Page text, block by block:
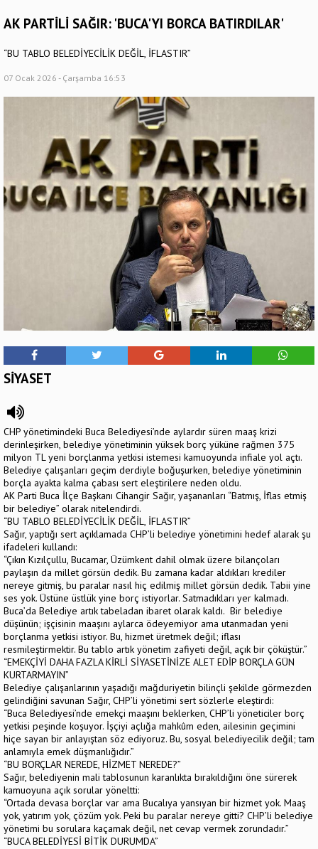
AK PARTİLİ SAĞIR: 'BUCA'YI BORCA BATIRDILAR'
“BU TABLO BELEDİYECİLİK DEĞİL, İFLASTIR”
07 Ocak 2026 - Çarşamba 16:53
SİYASET
CHP yönetimindeki Buca Belediyesi’nde aylardır süren maaş krizi
derinleşirken, belediye yönetiminin yüksek borç yüküne rağmen 375
milyon TL yeni borçlanma yetkisi istemesi kamuoyunda infiale yol açtı.
Belediye çalışanları geçim derdiyle boğuşurken, belediye yönetiminin
borçla ayakta kalma çabası sert eleştirilere neden oldu.
AK Parti Buca İlçe Başkanı Cihangir Sağır, yaşananları “Batmış, İflas etmiş
bir belediye” olarak nitelendirdi.
“BU TABLO BELEDİYECİLİK DEĞİL, İFLASTIR”
Sağır, yaptığı sert açıklamada CHP’li belediye yönetimini hedef alarak şu
ifadeleri kullandı:
“Çıkın Kızılçullu, Bucamar, Üzümkent dahil olmak üzere bilançoları
paylaşın da millet görsün dedik. Bu zamana kadar aldıkları krediler
nereye gitmiş, bu paralar nasıl hiç edilmiş millet görsün dedik. Tabii yine
ses yok. Üstüne üstlük yine borç istiyorlar. Satmadıkları yer kalmadı.
Buca’da Belediye artık tabeladan ibaret olarak kaldı. Bir belediye
düşünün; işçisinin maaşını aylarca ödeyemiyor ama utanmadan yeni
borçlanma yetkisi istiyor. Bu, hizmet üretmek değil; iflası
resmileştirmektir. Bu tablo artık yönetim zafiyeti değil, açık bir çöküştür.”
“EMEKÇİYİ DAHA FAZLA KİRLİ SİYASETİNİZE ALET EDİP BORÇLA GÜN
KURTARMAYIN”
Belediye çalışanlarının yaşadığı mağduriyetin bilinçli şekilde görmezden
gelindiğini savunan Sağır, CHP’li yönetimi sert sözlerle eleştirdi:
“Buca Belediyesi’nde emekçi maaşını beklerken, CHP’li yöneticiler borç
yetkisi peşinde koşuyor. İşçiyi açlığa mahkûm eden, ailesinin geçimini
hiçe sayan bir anlayıştan söz ediyoruz. Bu, sosyal belediyecilik değil; tam
anlamıyla emek düşmanlığıdır.”
“BU BORÇLAR NEREDE, HİZMET NEREDE?”
Sağır, belediyenin mali tablosunun karanlıkta bırakıldığını öne sürerek
kamuoyuna açık sorular yöneltti:
“Ortada devasa borçlar var ama Bucalıya yansıyan bir hizmet yok. Maaş
yok, yatırım yok, çözüm yok. Peki bu paralar nereye gitti? CHP’li belediye
yönetimi bu sorulara kaçamak değil, net cevap vermek zorundadır.”
“BUCA BELEDİYESİ BİTİK DURUMDA”